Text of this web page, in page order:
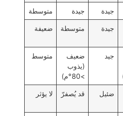
جيدة جيدة متوسطة
جيدة متوسطة ضعيفة
جيد
ضعيف
(يذوب
>80°م)
متوسط
ضئيل قد يُصفرّ لا يؤثر